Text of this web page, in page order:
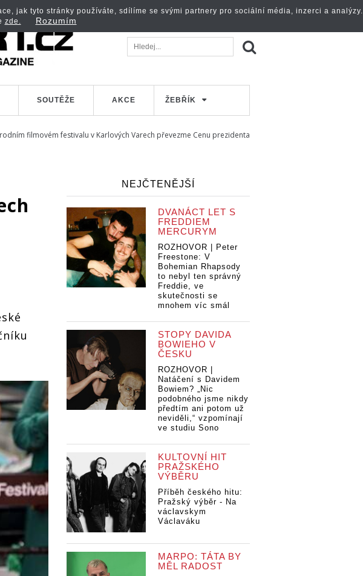
SOUTĚŽE AKCE ŽEBŘÍK
filmovém festivalu v Karlových Varech převezme Cenu prezidenta
NEJČTENĚJŠÍ
DVANÁCT LET S
FREDDIEM
MERCURYM
ROZHOVOR | Peter
Freestone: V
Bohemian Rhapsody
to nebyl ten správný
Freddie, ve
skutečnosti se
mnohem víc smál
STOPY DAVIDA
BOWIEHO V
ČESKU
ROZHOVOR |
Natáčení s Davidem
Bowiem? „Nic
podobného jsme nikdy
předtím ani potom už
neviděli,“ vzpomínají
ve studiu Sono
KULTOVNÍ HIT
PRAŽSKÉHO
VÝBĚRU
Příběh českého hitu:
Pražský výběr - Na
václavskym
Václaváku
MARPO: TÁTA BY
MĚL RADOST
jak tyto stránky používáte, sdílíme se svými partnery pro sociální média, inzerci a analýzy.
zde. Rozumím